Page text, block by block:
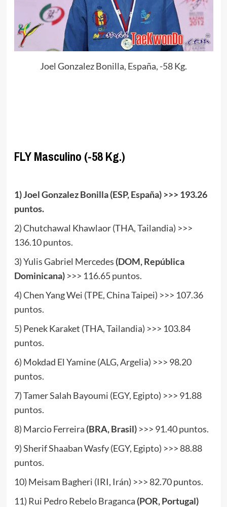
Joel Gonzalez Bonilla, España, -58 Kg.
FLY Masculino (-58 Kg.)
1) Joel Gonzalez Bonilla (ESP, España) >>> 193.26
puntos.
2) Chutchawal Khawlaor (THA, Tailandia) >>>
136.10 puntos.
3) Yulis Gabriel Mercedes (DOM, República
Dominicana)>>> 116.65 puntos.
4) Chen Yang Wei (TPE, China Taipei) >>> 107.36
puntos.
5) Penek Karaket (THA, Tailandia) >>> 103.84
puntos.
6) Mokdad El Yamine (ALG, Argelia) >>> 98.20
puntos.
7) Tamer Salah Bayoumi (EGY, Egipto) >>> 91.88
puntos.
8) Marcio Ferreira (BRA, Brasil)>>> 91.40 puntos.
9) Sherif Shaaban Wasfy (EGY, Egipto) >>> 88.88
puntos.
10) Meisam Bagheri (IRI, Irán) >>> 82.70 puntos.
11) Rui Pedro Rebelo Braganca (POR, Portugal)